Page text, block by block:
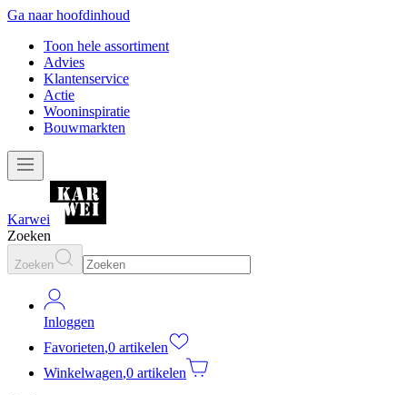
Ga naar hoofdinhoud
Toon hele assortiment
Advies
Klantenservice
Actie
Wooninspiratie
Bouwmarkten
Karwei
Zoeken
Zoeken
Inloggen
Favorieten,0 artikelen
Winkelwagen,0 artikelen